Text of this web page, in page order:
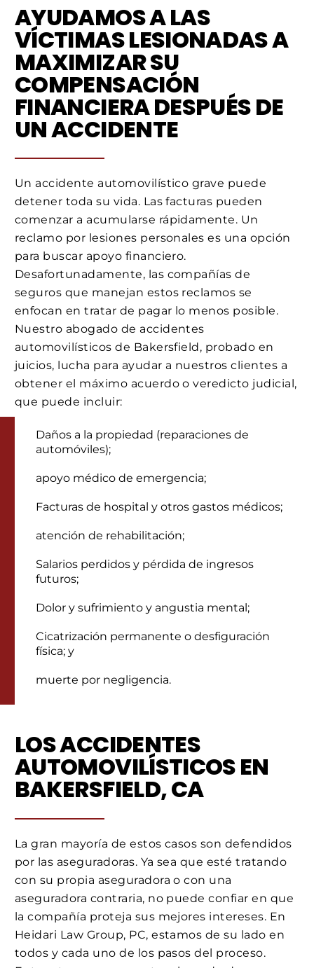
AYUDAMOS A LAS
VÍCTIMAS LESIONADAS A
MAXIMIZAR SU
COMPENSACIÓN
FINANCIERA DESPUÉS DE
UN ACCIDENTE
Un accidente automovilístico grave puede
detener toda su vida. Las facturas pueden
comenzar a acumularse rápidamente. Un
reclamo por lesiones personales es una opción
para buscar apoyo financiero.
Desafortunadamente, las compañías de
seguros que manejan estos reclamos se
enfocan en tratar de pagar lo menos posible.
Nuestro abogado de accidentes
automovilísticos de Bakersfield, probado en
juicios, lucha para ayudar a nuestros clientes a
obtener el máximo acuerdo o veredicto judicial,
que puede incluir:
Daños a la propiedad (reparaciones de
automóviles);
apoyo médico de emergencia;
Facturas de hospital y otros gastos médicos;
atención de rehabilitación;
Salarios perdidos y pérdida de ingresos
futuros;
Dolor y sufrimiento y angustia mental;
Cicatrización permanente o desfiguración
física; y
muerte por negligencia.
LOS ACCIDENTES
AUTOMOVILÍSTICOS EN
BAKERSFIELD, CA
La gran mayoría de estos casos son defendidos
por las aseguradoras. Ya sea que esté tratando
con su propia aseguradora o con una
aseguradora contraria, no puede confiar en que
la compañía proteja sus mejores intereses. En
Heidari Law Group, PC, estamos de su lado en
todos y cada uno de los pasos del proceso.